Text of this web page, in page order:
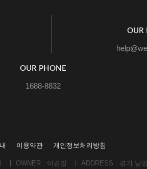
OUR
OUR PHONE
1688-8832
이용약관 개인정보처리방침
OWNER : 이경일 ADDRESS : 경기 남